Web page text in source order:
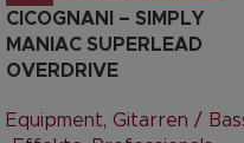
CICOGNANI – SIMPLY
MANIAC SUPERLEAD
OVERDRIVE
Equipment, Gitarren /